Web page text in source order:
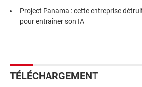
Project Panama : cette entreprise
pour entraîner son IA
TÉLÉCHARGEMENT